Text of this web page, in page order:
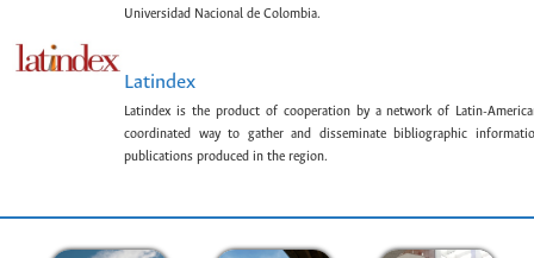
Universidad Nacional de Colombia.
Latindex
Latindex is the product of cooperation by a network of Latin-
coordinated way to gather and disseminate bibliographic
publications produced in the region.